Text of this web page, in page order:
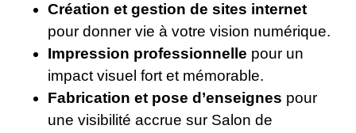
Création et gestion de sites internet
pour donner vie à votre vision numérique.
Impression professionnelle pour un
impact visuel fort et mémorable.
Fabrication et pose d’enseignes pour
une visibilité accrue sur Salon de